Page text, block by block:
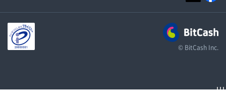
© BitCash Inc.